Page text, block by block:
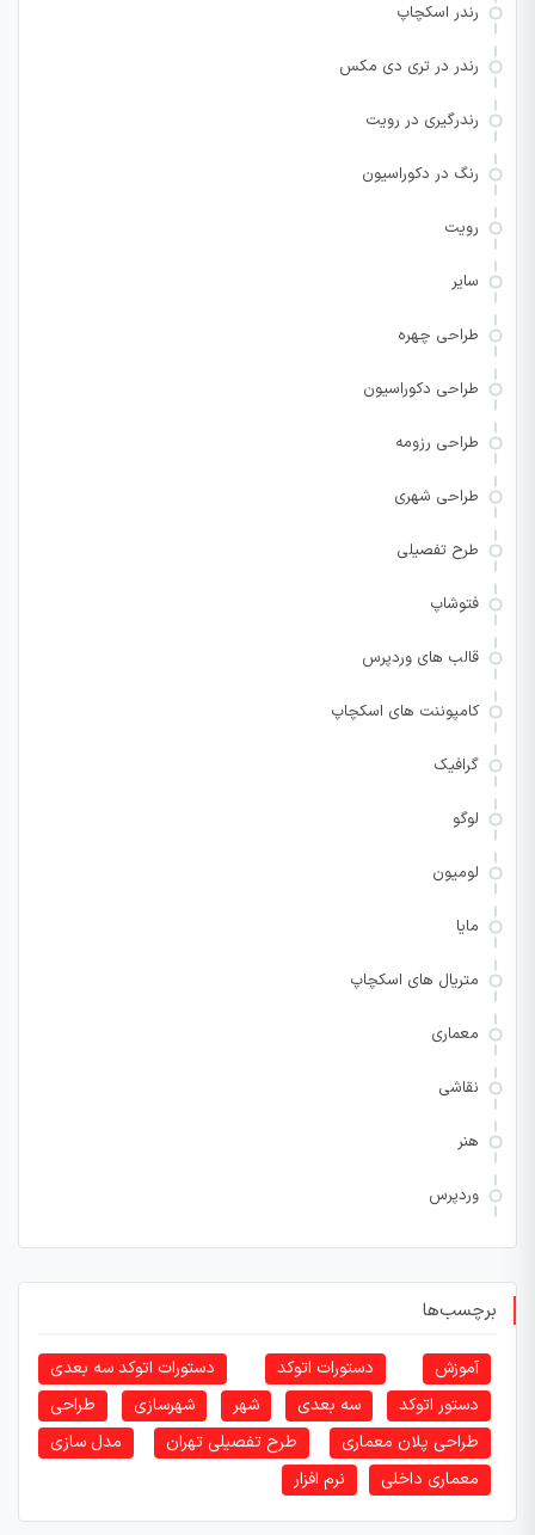
رندر اسکچاپ
رندر در تری دی مکس
رندرگیری در رویت
رنگ در دکوراسیون
رویت
سایر
طراحی چهره
طراحی دکوراسیون
طراحی رزومه
طراحی شهری
طرح تفصیلی
فتوشاپ
قالب های وردپرس
کامپوننت های اسکچاپ
گرافیک
لوگو
لومیون
مایا
متریال های اسکچاپ
معماری
نقاشی
هنر
وردپرس
برچسب‌ها
آموزش دستورات اتوکد
دستورات اتوکد سه بعدی
دستور اتوکد
سه بعدی شهر شهرسازی
طراحی
طراحی پلان معماری
طرح تفصیلی تهران
مدل سازی
معماری داخلی
نرم افزار